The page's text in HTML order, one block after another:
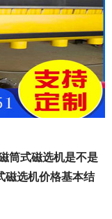
筒式磁选机是不是
磁选机价格基本结